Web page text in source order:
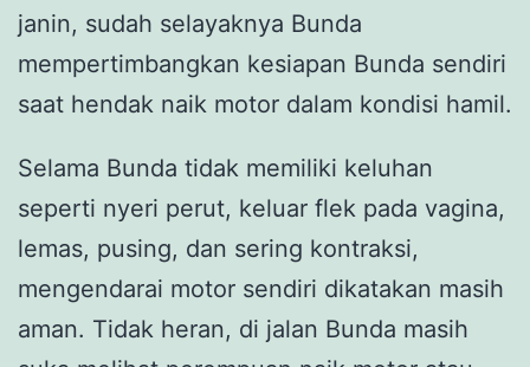
janin, sudah selayaknya Bunda
mempertimbangkan kesiapan Bunda sendiri
saat hendak naik motor dalam kondisi hamil.
Selama Bunda tidak memiliki keluhan
seperti nyeri perut, keluar flek pada vagina,
lemas, pusing, dan sering kontraksi,
mengendarai motor sendiri dikatakan masih
aman. Tidak heran, di jalan Bunda masih